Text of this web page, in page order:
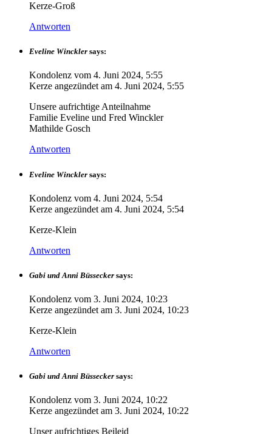
Kerze-Groß
Antworten
Eveline Winckler says:
Kondolenz vom 4. Juni 2024, 5:55
Kerze angezündet am 4. Juni 2024, 5:55
Unsere aufrichtige Anteilnahme
Familie Eveline und Fred Winckler
Mathilde Gosch
Antworten
Eveline Winckler says:
Kondolenz vom 4. Juni 2024, 5:54
Kerze angezündet am 4. Juni 2024, 5:54
Kerze-Klein
Antworten
Gabi und Anni Büssecker says:
Kondolenz vom 3. Juni 2024, 10:23
Kerze angezündet am 3. Juni 2024, 10:23
Kerze-Klein
Antworten
Gabi und Anni Büssecker says:
Kondolenz vom 3. Juni 2024, 10:22
Kerze angezündet am 3. Juni 2024, 10:22
Unser aufrichtiges Beileid